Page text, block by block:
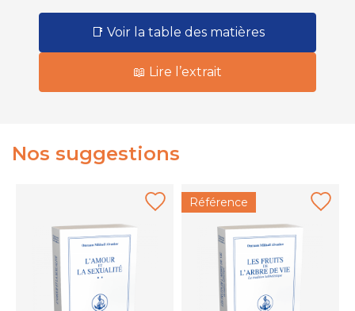
📑 Voir la table des matières
📖 Lire l’extrait
Nos suggestions
Référence